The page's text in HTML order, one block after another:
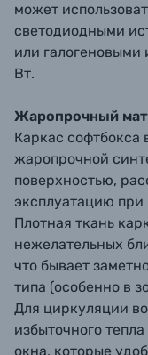
может
светодиодными
или
Вт.
Жаропрочный
Каркас софтбокса
жаропрочной
поверхностью,
эксплуатацию при
Плотная ткань
нежелательных
что бывает
типа (особенно в
Для циркуляции
избыточного
окна, которые